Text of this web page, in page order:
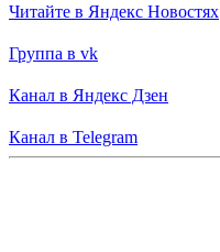
Читайте в Яндекс Новостях
Группа в vk
Канал в Яндекс Дзен
Канал в Telegram